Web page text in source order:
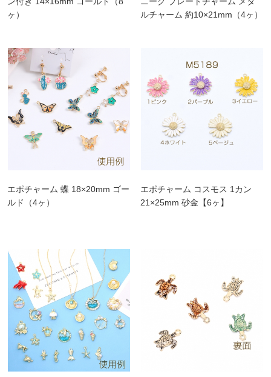
ヶ）
ルチャーム 約10×21mm（4ヶ）
エポチャーム 蝶 18×20mm ゴー
ルド（4ヶ）
エポチャーム コスモス 1カン
21×25mm 砂金【6ヶ】